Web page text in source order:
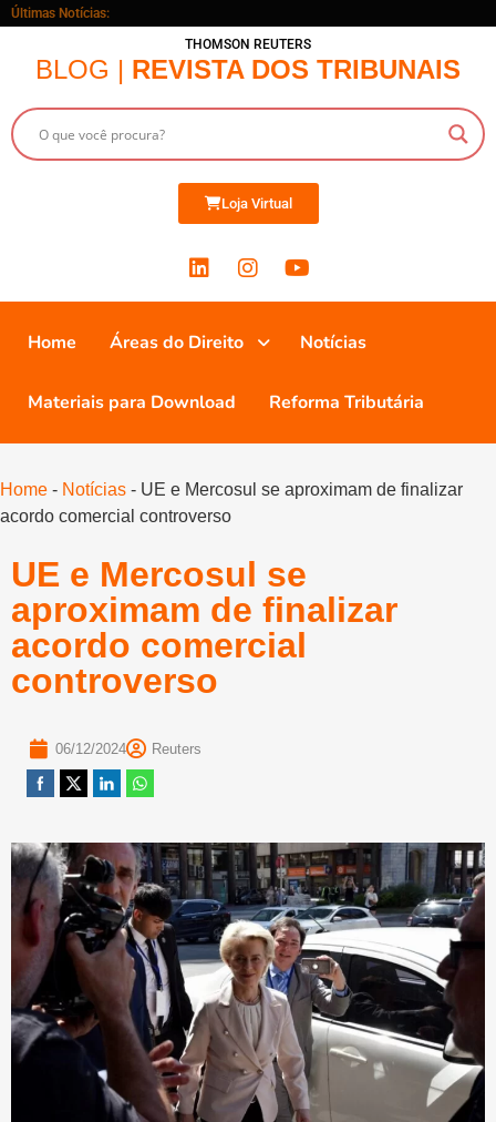
Últimas Notícias:
THOMSON REUTERS
BLOG | REVISTA DOS TRIBUNAIS
Loja Virtual
Home Áreas do Direito Notícias
Materiais para Download Reforma Tributária
Home - Notícias - UE e Mercosul se aproximam de finalizar
acordo comercial controverso
UE e Mercosul se
aproximam de finalizar
acordo comercial
controverso
06/12/2024 Reuters